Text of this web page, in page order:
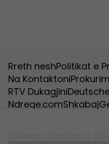
Rreth neshPolitikat e
Na Kontaktoni
RTV Dukagjini
Ndreqe.comShkabaj